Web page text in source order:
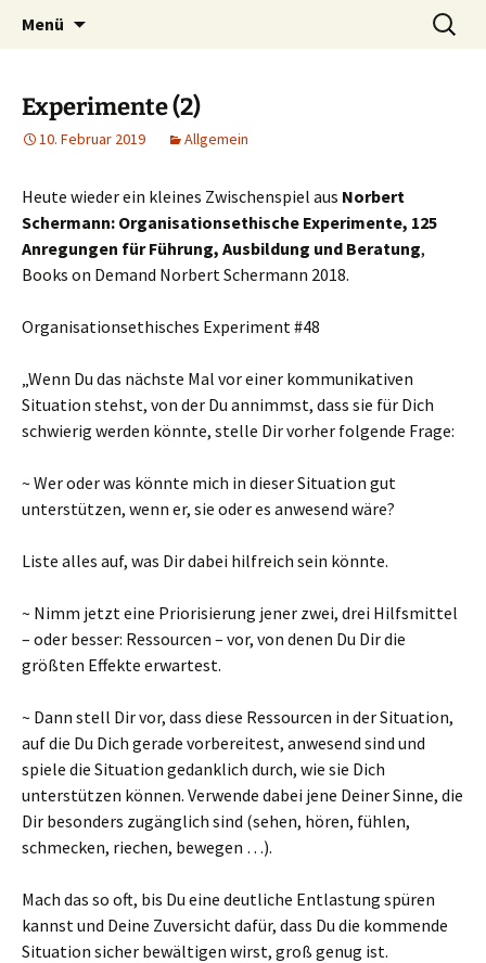
Ulrike Roderwald
Heilpraktische Psychotherapie
Menü
Suche
nach:
Experimente (2)
10. Februar 2019 Allgemein
Heute wieder ein kleines Zwischenspiel aus Norbert
Schermann: Organisationsethische Experimente, 125
Anregungen für Führung, Ausbildung und Beratung,
Books on Demand Norbert Schermann 2018.
Organisationsethisches Experiment #48
„Wenn Du das nächste Mal vor einer kommunikativen
Situation stehst, von der Du annimmst, dass sie für Dich
schwierig werden könnte, stelle Dir vorher folgende Frage:
~ Wer oder was könnte mich in dieser Situation gut
unterstützen, wenn er, sie oder es anwesend wäre?
Liste alles auf, was Dir dabei hilfreich sein könnte.
~ Nimm jetzt eine Priorisierung jener zwei, drei Hilfsmittel
– oder besser: Ressourcen – vor, von denen Du Dir die
größten Effekte erwartest.
~ Dann stell Dir vor, dass diese Ressourcen in der Situation,
auf die Du Dich gerade vorbereitest, anwesend sind und
spiele die Situation gedanklich durch, wie sie Dich
unterstützen können. Verwende dabei jene Deiner Sinne, die
Dir besonders zugänglich sind (sehen, hören, fühlen,
schmecken, riechen, bewegen …).
Mach das so oft, bis Du eine deutliche Entlastung spüren
kannst und Deine Zuversicht dafür, dass Du die kommende
Situation sicher bewältigen wirst, groß genug ist.